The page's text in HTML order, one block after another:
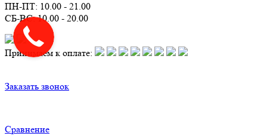
ПН-ПТ: 10.00 - 21.00
СБ-ВС: 10.00 - 20.00
Принимаем к оплате:
Заказать звонок
Сравнение